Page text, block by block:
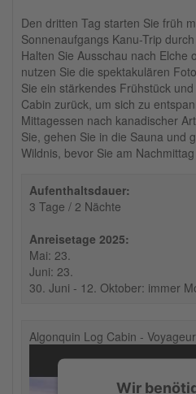
Den dritten Tag starten Sie früh
Sonnenaufgangs Kanu-Trip
Halten Sie Ausschau nach Elche
nutzen Sie die spektakulären
Sie ein stärkendes Frühstück
Cabin zurück, um sich zu
Mittagessen nach kanadischer
Sie, gehen Sie in die Sauna und
Wildnis, bevor Sie am
Aufenthaltsdauer:
3 Tage / 2 Nächte
Anreisetage 2025:
Mai: 23.
Juni: 23.
30. Juni - 12. Oktober: immer
Algonquin Log Cabin -
Wir